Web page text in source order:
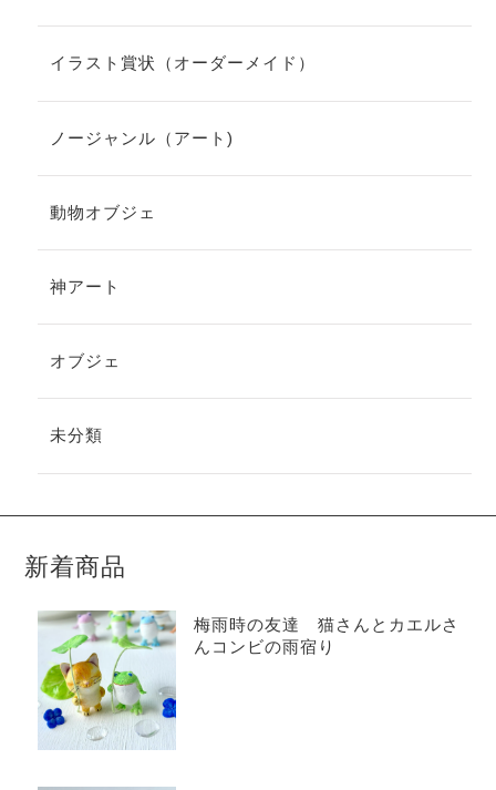
イラスト賞状（オーダーメイド）
ノージャンル（アート)
動物オブジェ
神アート
オブジェ
未分類
新着商品
梅雨時の友達 猫さんとカエルさ
んコンビの雨宿り